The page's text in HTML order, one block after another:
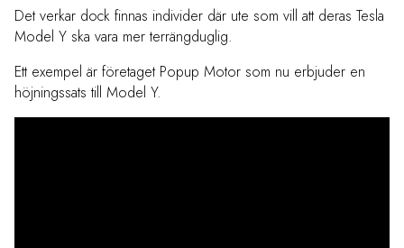
Det verkar dock finnas individer där ute som vill att deras Tesla
Model Y ska vara mer terrängduglig.
Ett exempel är företaget Popup Motor som nu erbjuder en
höjningssats till Model Y.